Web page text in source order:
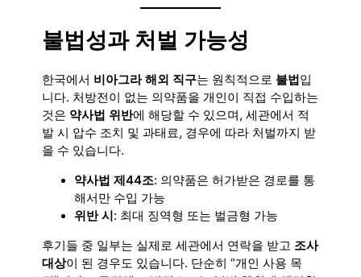
불법성과 처벌 가능성
한국에서 비아그라 해외 직구는 원칙적으로 불법입
니다. 처방전이 없는 의약품을 개인이 직접 수입하는
것은 약사법 위반에 해당할 수 있으며, 세관에서 적
발 시 압수 조치 및 과태료, 경우에 따라 처벌까지 받
을 수 있습니다.
약사법 제44조: 의약품은 허가받은 경로를 통
해서만 수입 가능
위반 시: 최대 징역형 또는 벌금형 가능
후기들 중 일부는 실제로 세관에서 연락을 받고 조사
대상이 된 경우도 있습니다. 단순히 “개인 사용 목